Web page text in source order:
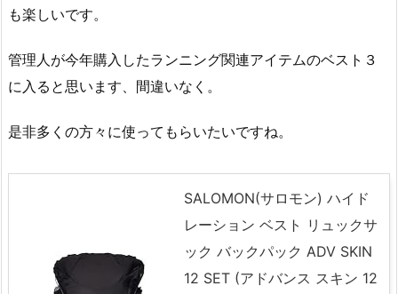
も楽しいです。
管理人が今年購入したランニング関連アイテムのベスト３
に入ると思います、間違いなく。
是非多くの方々に使ってもらいたいですね。
SALOMON(サロモン) ハイド
レーション ベスト リュックサ
ック バックパック ADV SKIN
12 SET (アドバンス スキン 12